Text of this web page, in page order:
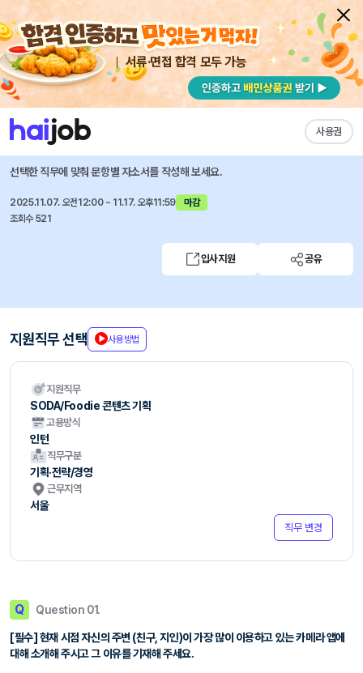
서류·면접 합격 모두 가능
사용권
채용공고 자소서 자유항목 자소서 내 작성목록
스노우 즐겨찾기
[SNOW] 12월 전분야 체험형 인턴 - 2차
선택한 직무에 맞춰 문항별 자소서를 작성해 보세요.
2025.11.07. 오전12:00 ~ 11.17. 오후11:59
마감
조회수 521
입사지원 공유
지원직무 선택 사용방법
지원직무
SODA/Foodie 콘텐츠 기획
고용방식
인턴
직무구분
기획·전략/경영
근무지역
서울
직무 변경
Q Question 01.
[필수] 현재 시점 자신의 주변 (친구, 지인)이 가장 많이 이용하고 있는 카메라 앱에
대해 소개해 주시고 그 이유를 기재해 주세요.